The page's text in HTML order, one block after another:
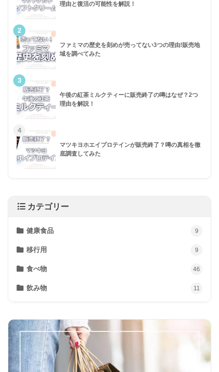
理由と復活の可能性を解説！
2
ファミマの歴史を刻めが売ってない3つの理由!販売地
域を調べてみた
3
午後の紅茶ミルクティーに販売終了の噂はなぜ？2つ
理由を解説！
4
マツキヨホエイプロテインが販売終了？噂の真相を徹
底調査してみた
カテゴリー
健康食品 9
移行用 9
食べ物 46
飲み物 11